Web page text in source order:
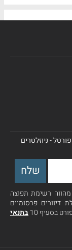
- ניוזלטרים
רשימת תפוצה
דיוורים פרסומיים
בסעיף 10
בתנאי